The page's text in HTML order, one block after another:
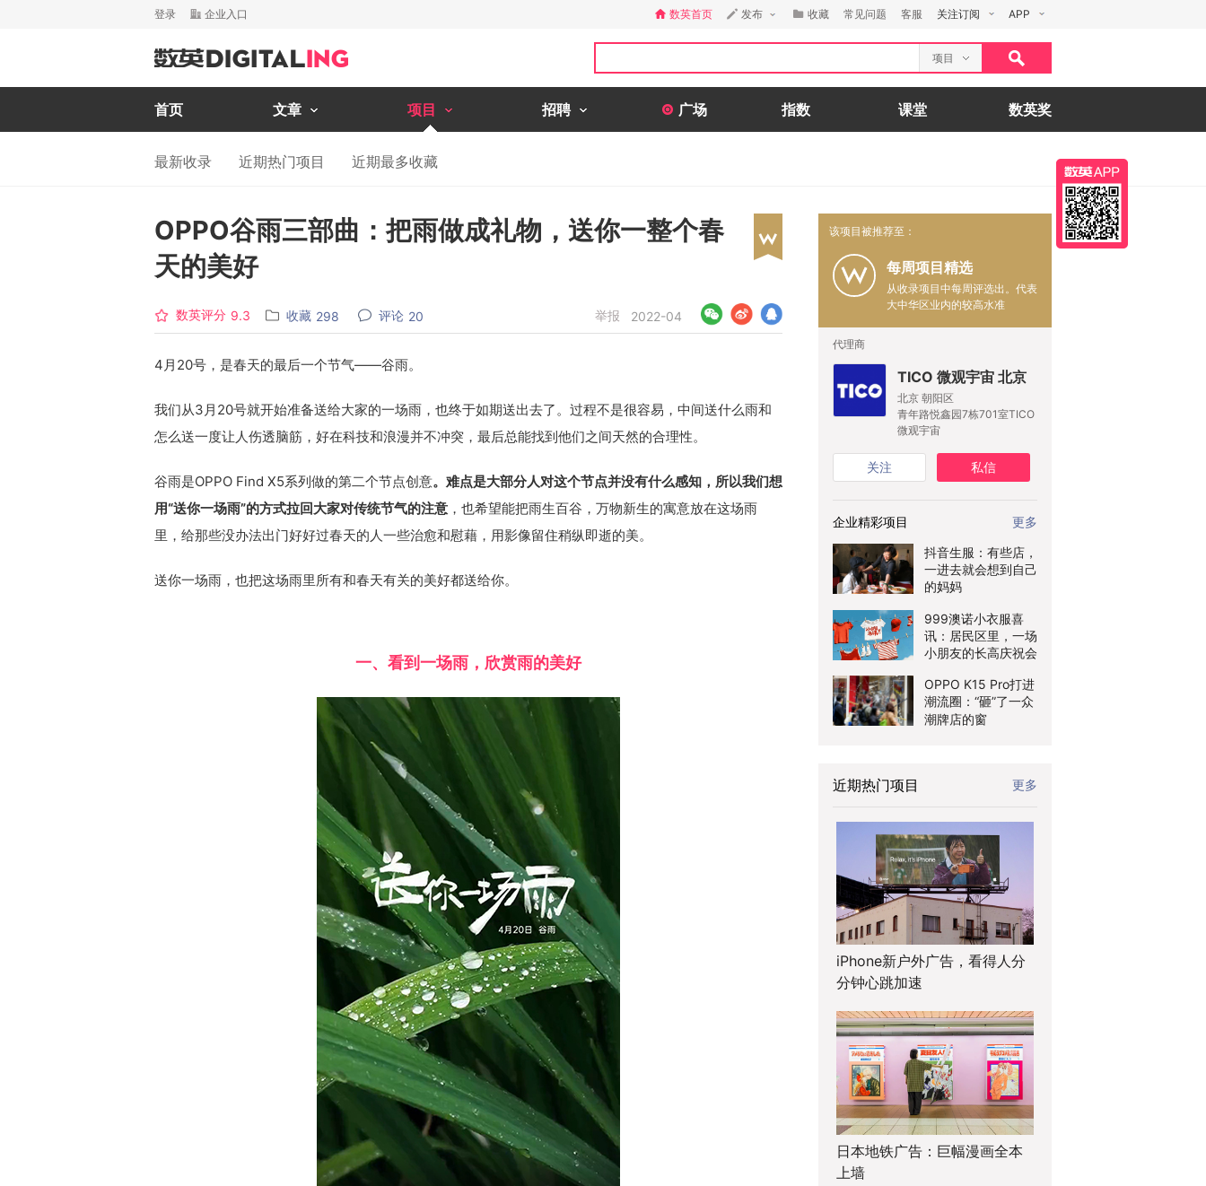
登录 企业入口 数英首页 发布 收藏 常见问题 客服 关注订阅 APP
项目
首页 文章 项目 招聘 广场 指数 课堂 数英奖
最新收录 近期热门项目 近期最多收藏
OPPO谷雨三部曲：把雨做成礼物，送你一整个春
天的美好
数英评分 9.3 收藏 298 评论 20 举报 2022-04
4月20号，是春天的最后一个节气——谷雨。
我们从3月20号就开始准备送给大家的一场雨，也终于如期送出去了。过程不是很容易，中间送什么雨和
怎么送一度让人伤透脑筋，好在科技和浪漫并不冲突，最后总能找到他们之间天然的合理性。
谷雨是OPPO Find X5系列做的第二个节点创意。难点是大部分人对这个节点并没有什么感知，所以我们想
用“送你一场雨”的方式拉回大家对传统节气的注意 ，也希望能把雨生百谷，万物新生的寓意放在这场雨
里，给那些没办法出门好好过春天的人一些治愈和慰藉，用影像留住稍纵即逝的美。
送你一场雨，也把这场雨里所有和春天有关的美好都送给你。
一、看到一场雨，欣赏雨的美好
该项目被推荐至：
每周项目精选
从收录项目中每周评选出。代表
大中华区业内的较高水准
代理商
TICO 微观宇宙 北京
北京 朝阳区
青年路悦鑫园7栋701室TICO
微观宇宙
关注 私信
企业精彩项目 更多
抖音生服：有些店，
一进去就会想到自己
的妈妈
999澳诺小衣服喜
讯：居民区里，一场
小朋友的长高庆祝会
OPPO K15 Pro打进
潮流圈：“砸”了一众
潮牌店的窗
近期热门项目 更多
iPhone新户外广告，看得人分
分钟心跳加速
日本地铁广告：巨幅漫画全本
上墙